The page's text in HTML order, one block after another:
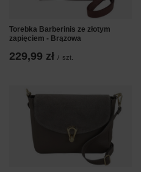
Torebka Barberinis ze złotym
zapięciem - Brązowa
229,99 zł / szt.